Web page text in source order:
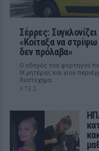
Σέρρες:
«Κοίταξα να
δεν πρόλαβα»
Ο οδηγός του φορτηγού
ΙΧ μητέρας και γιου
δυστύχημα.
ΧΤΕΣ